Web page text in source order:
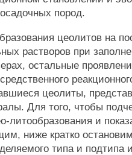
пород.
цеолитов на
растворов при
остальные
цеолиты,
Для того, чтобы
литообразования и
ниже кратко
типа и подтипа